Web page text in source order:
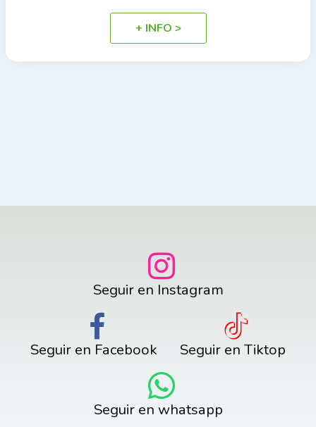
+ INFO >
Seguir en Instagram
Seguir en Facebook Seguir en Tiktop
Seguir en whatsapp